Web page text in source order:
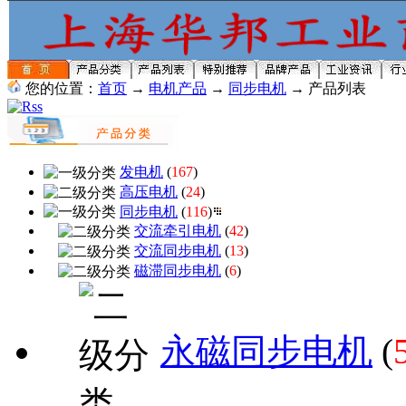
您的位置： 首页 → 电机产品 → 同步电机 → 产品列表
发电机 (167)
高压电机 (24)
同步电机 (116)
交流牵引电机 (42)
交流同步电机 (13)
磁滞同步电机 (6)
永磁同步电机 (